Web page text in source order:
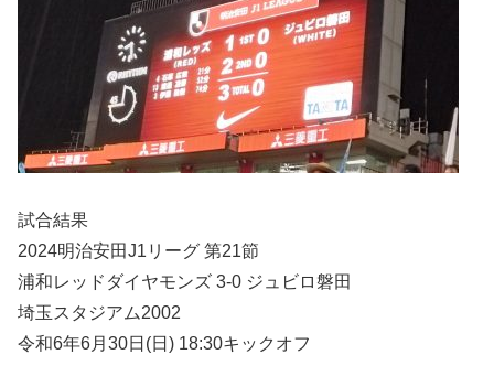
試合結果
2024明治安田J1リーグ 第21節
浦和レッドダイヤモンズ 3-0 ジュビロ磐田
埼玉スタジアム2002
令和6年6月30日(日) 18:30キックオフ